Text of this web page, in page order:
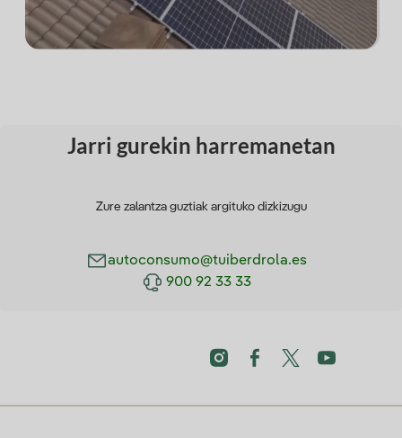
Jarri gurekin harremanetan
Zure zalantza guztiak argituko dizkizugu
autoconsumo@tuiberdrola.es
900 92 33 33